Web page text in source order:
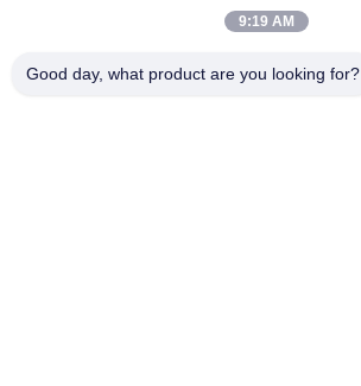
9:19 AM
Good day, what product are you looking for?